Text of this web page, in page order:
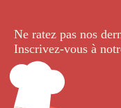
Ne ratez pas nos
Inscrivez-vous à